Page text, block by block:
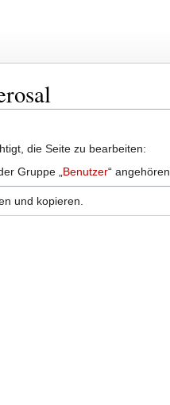
die Seite zu bearbeiten:
Gruppe „ Benutzer“ angehören.
und kopieren.